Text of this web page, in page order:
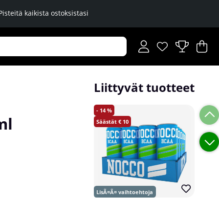
kaikista ostoksistasi
Toivelista
Lukumäärä
.
.
Liittyvät tuotteet
14
10